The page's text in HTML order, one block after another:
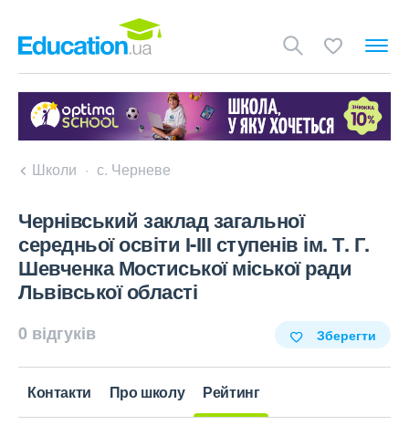
Школи с. Черневе
Чернівський заклад загальної
середньої освіти І-ІІІ ступенів ім. Т. Г.
Шевченка Мостиської міської ради
Львівської області
0 відгуків Зберегти
Контакти Про школу Рейтинг